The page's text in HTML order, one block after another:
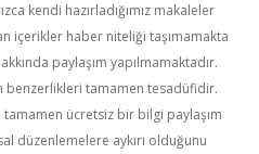
kendi hazırladığımız makaleler
içerikler haber niteliği taşımamakta
paylaşım yapılmamaktadır.
benzerlikleri tamamen tesadüfidir.
tamamen ücretsiz bir bilgi paylaşım
düzenlemelere aykırı olduğunu